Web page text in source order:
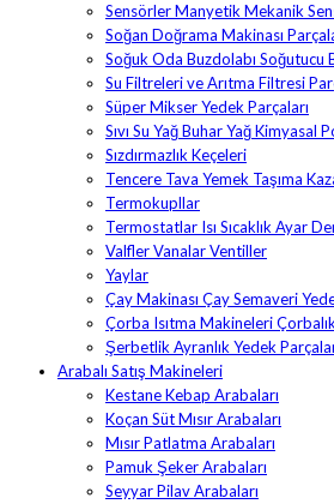
Sensörler Manyetik Mekanik
Soğan Doğrama Makinası
Soğuk Oda Buzdolabı Soğutucu
Su Filtreleri ve Arıtma Filtresi
Süper Mikser Yedek Parçaları
Sıvı Su Yağ Buhar Yağ Kimyasal
Sızdırmazlık Keçeleri
Tencere Tava Yemek Taşıma
Termokupllar
Termostatlar Isı Sıcaklık Ayar
Valfler Vanalar Ventiller
Yaylar
Çay Makinası Çay Semaveri
Çorba Isıtma Makineleri
Şerbetlik Ayranlık Yedek
Arabalı Satış Makineleri
Kestane Kebap Arabaları
Koçan Süt Mısır Arabaları
Mısır Patlatma Arabaları
Pamuk Şeker Arabaları
Seyyar Pilav Arabaları